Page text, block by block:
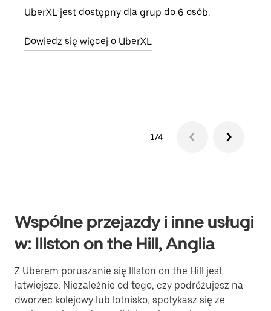
UberXL jest dostępny dla grup do 6 osób.
Dowiedz się więcej o UberXL
1/4
Wspólne przejazdy i inne usługi
w: Illston on the Hill, Anglia
Z Uberem poruszanie się Illston on the Hill jest
łatwiejsze. Niezależnie od tego, czy podróżujesz na
dworzec kolejowy lub lotnisko, spotykasz się ze